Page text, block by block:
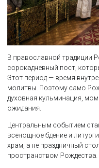
В православной традиции
сорокадневный пост,
Этот период — время
молитвы. Поэтому само
духовная кульминация,
ожидания.
Центральным событием
всенощное бдение и
храм, а не праздничный
пространством Рождества.